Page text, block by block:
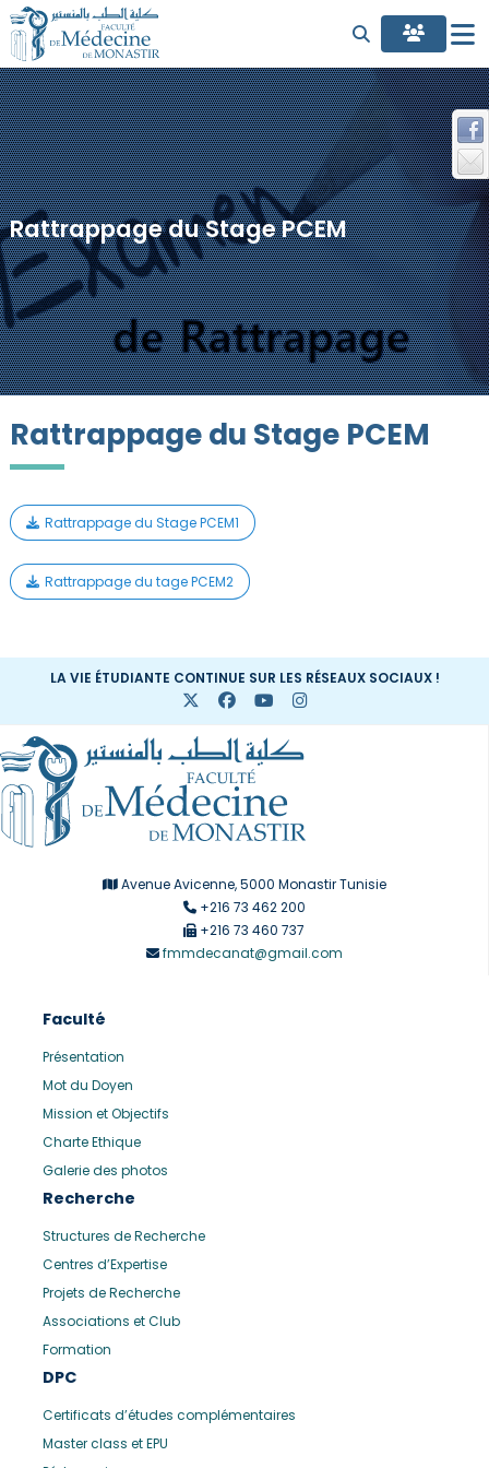
Rattrappage du Stage PCEM
Rattrappage du Stage PCEM
Rattrappage du Stage PCEM1
Rattrappage du tage PCEM2
LA VIE ÉTUDIANTE CONTINUE SUR LES RÉSEAUX SOCIAUX !
Avenue Avicenne, 5000 Monastir Tunisie
+216 73 462 200
+216 73 460 737
fmmdecanat@gmail.com
Faculté
Présentation
Mot du Doyen
Mission et Objectifs
Charte Ethique
Galerie des photos
Recherche
Structures de Recherche
Centres d’Expertise
Projets de Recherche
Associations et Club
Formation
DPC
Certificats d’études complémentaires
Master class et EPU